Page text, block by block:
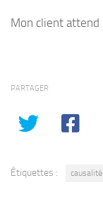
Mon client attend
PARTAGER
Étiquettes :